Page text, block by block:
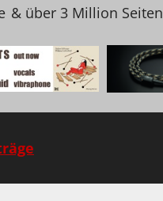
& über 3 Million